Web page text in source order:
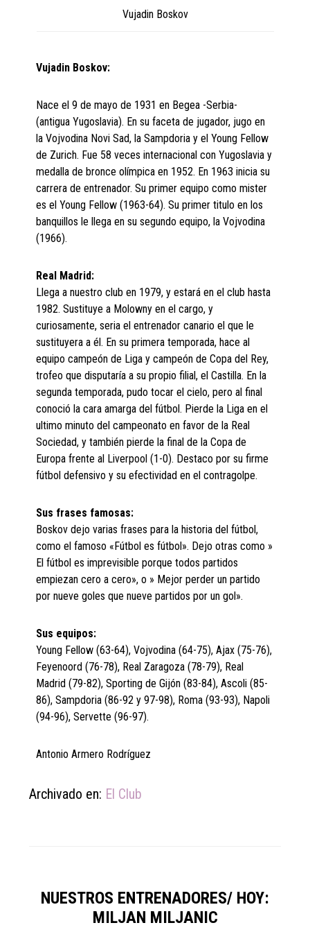
Vujadin Boskov
Vujadin Boskov:
Nace el 9 de mayo de 1931 en Begea -Serbia-
(antigua Yugoslavia). En su faceta de jugador, jugo en
la Vojvodina Novi Sad, la Sampdoria y el Young Fellow
de Zurich. Fue 58 veces internacional con Yugoslavia y
medalla de bronce olímpica en 1952. En 1963 inicia su
carrera de entrenador. Su primer equipo como mister
es el Young Fellow (1963-64). Su primer titulo en los
banquillos le llega en su segundo equipo, la Vojvodina
(1966).
Real Madrid:
Llega a nuestro club en 1979, y estará en el club hasta
1982. Sustituye a Molowny en el cargo, y
curiosamente, seria el entrenador canario el que le
sustituyera a él. En su primera temporada, hace al
equipo campeón de Liga y campeón de Copa del Rey,
trofeo que disputaría a su propio filial, el Castilla. En la
segunda temporada, pudo tocar el cielo, pero al final
conoció la cara amarga del fútbol. Pierde la Liga en el
ultimo minuto del campeonato en favor de la Real
Sociedad, y también pierde la final de la Copa de
Europa frente al Liverpool (1-0). Destaco por su firme
fútbol defensivo y su efectividad en el contragolpe.
Sus frases famosas:
Boskov dejo varias frases para la historia del fútbol,
como el famoso «Fútbol es fútbol». Dejo otras como »
El fútbol es imprevisible porque todos partidos
empiezan cero a cero», o » Mejor perder un partido
por nueve goles que nueve partidos por un gol».
Sus equipos:
Young Fellow (63-64), Vojvodina (64-75), Ajax (75-76),
Feyenoord (76-78), Real Zaragoza (78-79), Real
Madrid (79-82), Sporting de Gijón (83-84), Ascoli (85-
86), Sampdoria (86-92 y 97-98), Roma (93-93), Napoli
(94-96), Servette (96-97).
Antonio Armero Rodríguez
Archivado en: El Club
NUESTROS ENTRENADORES/ HOY:
MILJAN MILJANIC